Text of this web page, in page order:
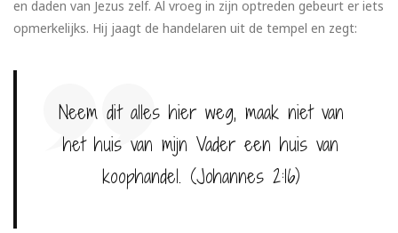
en daden van Jezus zelf. Al vroeg in zijn optreden gebeurt er iets
opmerkelijks. Hij jaagt de handelaren uit de tempel en zegt:
Neem dit alles hier weg, maak niet van
het huis van mijn Vader een huis van
koophandel. (Johannes 2:16)